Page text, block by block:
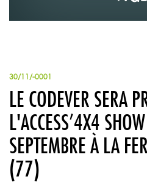
30/11/-0001
LE CODEVER SERA
L'ACCESS’4X4
SEPTEMBRE À LA
(77)